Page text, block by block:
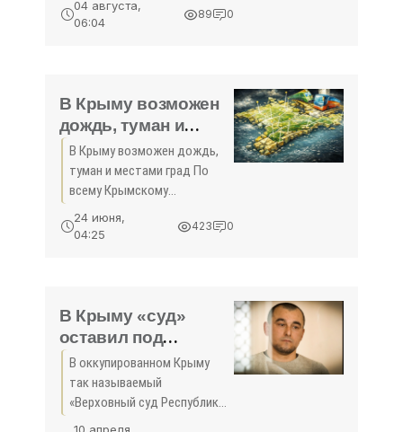
искусственного газона и на
Юрий Ветоха. Московский
04 августа,
06:04
89 0
В Крыму возможен
дождь, туман и
местами град -
«Погода - Крыма»
В Крыму возможен дождь,
туман и местами град По
всему Крымскому
Федеральному округу 18
июня возможен сильный
24 июня,
04:25
423 0
В Крыму «суд»
оставил под
арестом активиста
Исмаила
Рамазанова -
«Новости Крыма»
В оккупированном Крыму
так называемый
«Верховный суд Республики
Крым» отклонил